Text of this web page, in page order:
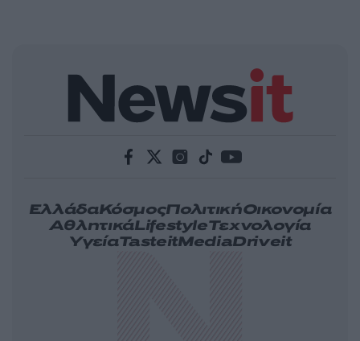
ΕλλάδαΚόσμοςΠολιτικήΟικονομία
ΑθλητικάLifestyleΤεχνολογία
ΥγείαTasteitMediaDriveit